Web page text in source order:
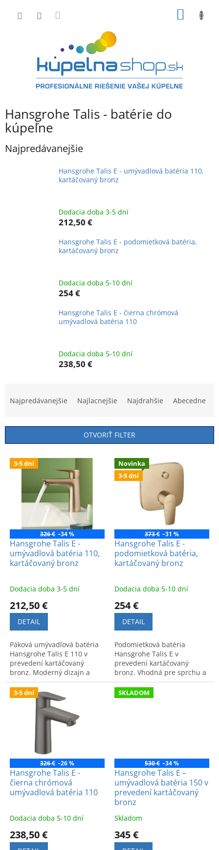
Hansgrohe Talis - batérie do
kúpeľne
Najpredávanejšie
Hansgrohe Talis E - umývadlová batéria 110,
kartáčovaný bronz
Dodacia doba 3-5 dní
212,50 €
Hansgrohe Talis E - podomietková batéria,
kartáčovaný bronz
Dodacia doba 5-10 dní
254 €
Hansgrohe Talis E - čierna chrómová
umývadlová batéria 110
Dodacia doba 5-10 dní
238,50 €
n
i
o
Najpredávanejšie Najlacnejšie Najdrahšie Abecedne
OTVORIŤ FILTER
V
o
3-5 dní
326 € –34 %
Hansgrohe Talis E -
umývadlová batéria 110,
kartáčovaný bronz
Dodacia doba 3-5 dní
212,50 €
DETAIL
Páková umývadlová batéria
Hansgrohe Talis E 110 v
prevedení kartáčovaný
bronz. Moderný dizajn a
vysoká kvalita bez odtokovej
súpravy.
Novinka
3-5 dní
373 € –31 %
Hansgrohe Talis E -
podomietková batéria,
kartáčovaný bronz
Dodacia doba 5-10 dní
254 €
DETAIL
Podomietková batéria
Hansgrohe Talis E v
prevedení kartáčovaný
bronz. Vhodná pre sprchu a
vaňu, plne kompatibilná s
telesom Hansgrohe Ibox.
3-5 dní
326 € –26 %
Hansgrohe Talis E -
čierna chrómová
umývadlová batéria 110
Dodacia doba 5-10 dní
238,50 €
SKLADOM
530 € –34 %
Hansgrohe Talis E –
umývadlová batéria 150 v
prevedení kartáčovaný
bronz
Skladom
345 €